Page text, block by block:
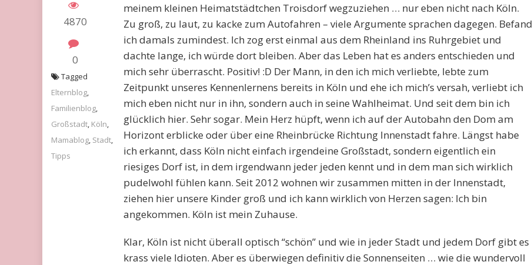
4870
0
meinem kleinen Heimatstädtchen Troisdorf wegzuziehen … nur eben nicht nach Köln.
Zu groß, zu laut, zu kacke zum Autofahren – viele Argumente sprachen dagegen. Befand
ich damals zumindest. Ich zog erst einmal aus dem Rheinland ins Ruhrgebiet und
dachte lange, ich würde dort bleiben. Aber das Leben hat es anders entschieden und
mich sehr überrascht. Positiv! :D Der Mann, in den ich mich verliebte, lebte zum
Zeitpunkt unseres Kennenlernens bereits in Köln und ehe ich mich’s versah, verliebt ich
mich eben nicht nur in ihn, sondern auch in seine Wahlheimat. Und seit dem bin ich
glücklich hier. Sehr sogar. Mein Herz hüpft, wenn ich auf der Autobahn den Dom am
Horizont erblicke oder über eine Rheinbrücke Richtung Innenstadt fahre. Längst habe
ich erkannt, dass Köln nicht einfach irgendeine Großstadt, sondern eigentlich ein
riesiges Dorf ist, in dem irgendwann jeder jeden kennt und in dem man sich wirklich
pudelwohl fühlen kann. Seit 2012 wohnen wir zusammen mitten in der Innenstadt,
ziehen hier unsere Kinder groß und ich kann wirklich von Herzen sagen: Ich bin
angekommen. Köln ist mein Zuhause.
Klar, Köln ist nicht überall optisch “schön” und wie in jeder Stadt und jedem Dorf gibt es
krass viele Idioten. Aber es überwiegen definitiv die Sonnenseiten … wie die wundervoll
Tagged
Elternblog
Familienblog
Großstadt Köln
Mamablog Stadt
Tipps